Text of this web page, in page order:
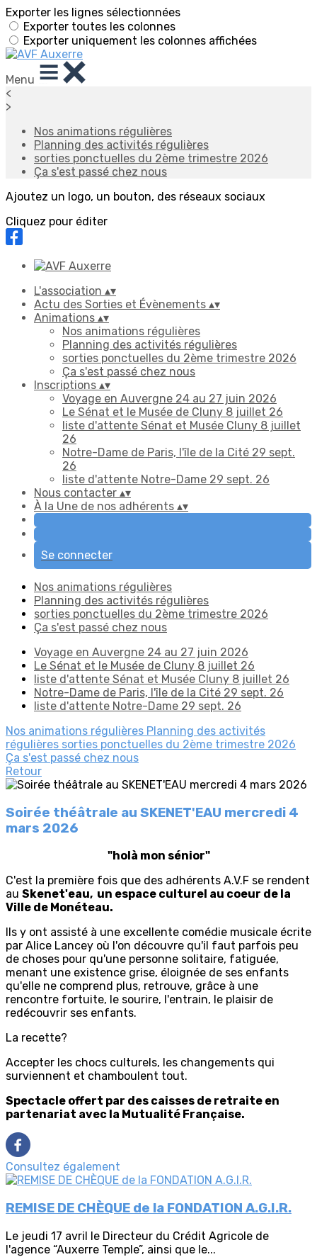
Exporter les lignes sélectionnées
Exporter toutes les colonnes
Exporter uniquement les colonnes affichées
Menu
<
>
Nos animations régulières
Planning des activités régulières
sorties ponctuelles du 2ème trimestre 2026
Ça s'est passé chez nous
Ajoutez un logo, un bouton, des réseaux sociaux
Cliquez pour éditer
L'association ▴▾
Actu des Sorties et Évènements ▴▾
Animations ▴▾
Nos animations régulières
Planning des activités régulières
sorties ponctuelles du 2ème trimestre 2026
Ça s'est passé chez nous
Inscriptions ▴▾
Voyage en Auvergne 24 au 27 juin 2026
Le Sénat et le Musée de Cluny 8 juillet 26
liste d'attente Sénat et Musée Cluny 8 juillet
26
Notre-Dame de Paris, l'île de la Cité 29 sept.
26
liste d'attente Notre-Dame 29 sept. 26
Nous contacter ▴▾
À la Une de nos adhérents ▴▾
Se connecter
Nos animations régulières
Planning des activités régulières
sorties ponctuelles du 2ème trimestre 2026
Ça s'est passé chez nous
Voyage en Auvergne 24 au 27 juin 2026
Le Sénat et le Musée de Cluny 8 juillet 26
liste d'attente Sénat et Musée Cluny 8 juillet 26
Notre-Dame de Paris, l'île de la Cité 29 sept. 26
liste d'attente Notre-Dame 29 sept. 26
Nos animations régulières Planning des activités
régulières sorties ponctuelles du 2ème trimestre 2026
Ça s'est passé chez nous
Retour
Soirée théâtrale au SKENET'EAU mercredi 4
mars 2026
"holà mon sénior"
C'est la première fois que des adhérents A.V.F se rendent
au Skenet'eau, un espace culturel au coeur de la
Ville de Monéteau.
Ils y ont assisté à une excellente comédie musicale écrite
par Alice Lancey où l'on découvre qu'il faut parfois peu
de choses pour qu'une personne solitaire, fatiguée,
menant une existence grise, éloignée de ses enfants
qu'elle ne comprend plus, retrouve, grâce à une
rencontre fortuite, le sourire, l'entrain, le plaisir de
redécouvrir ses enfants.
La recette?
Accepter les chocs culturels, les changements qui
surviennent et chamboulent tout.
Spectacle offert par des caisses de retraite en
partenariat avec la Mutualité Française.
Consultez également
REMISE DE CHÈQUE de la FONDATION A.G.I.R.
Le jeudi 17 avril le Directeur du Crédit Agricole de
l'agence “Auxerre Temple”, ainsi que le...